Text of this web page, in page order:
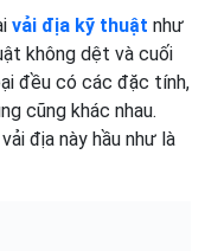
vải địa kỹ thuật như
không dệt và cuối
đều có các đặc tính,
cũng khác nhau.
địa này hầu như là